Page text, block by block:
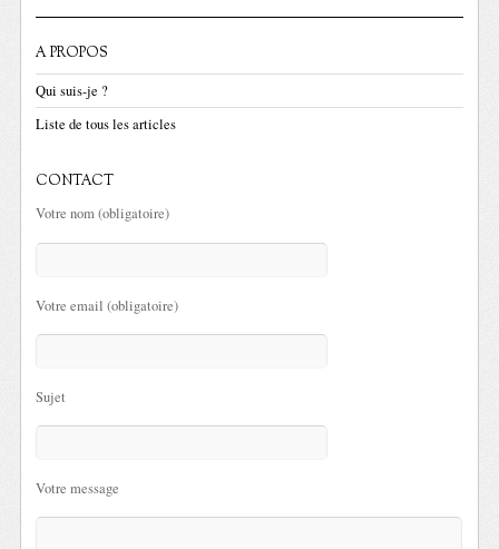
A PROPOS
Qui suis-je ?
Liste de tous les articles
CONTACT
Votre nom (obligatoire)
Votre email (obligatoire)
Sujet
Votre message